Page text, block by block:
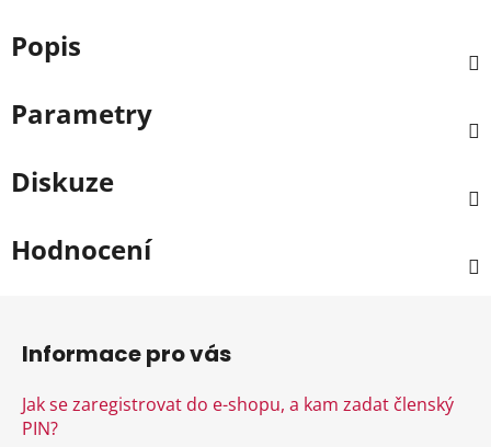
Popis
Parametry
Diskuze
Hodnocení
Informace pro vás
Jak se zaregistrovat do e-shopu, a kam zadat členský
PIN?